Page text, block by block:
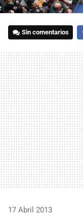
Sin comentarios
17 Abril 2013